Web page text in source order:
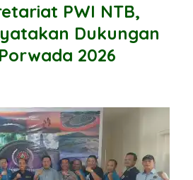
PWI NTB,
Dukungan
2026